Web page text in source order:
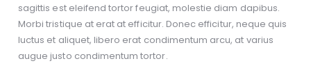
sagittis est eleifend tortor feugiat, molestie diam dapibus.
Morbi tristique at erat at efficitur. Donec efficitur, neque quis
luctus et aliquet, libero erat condimentum arcu, at varius
augue justo condimentum tortor.